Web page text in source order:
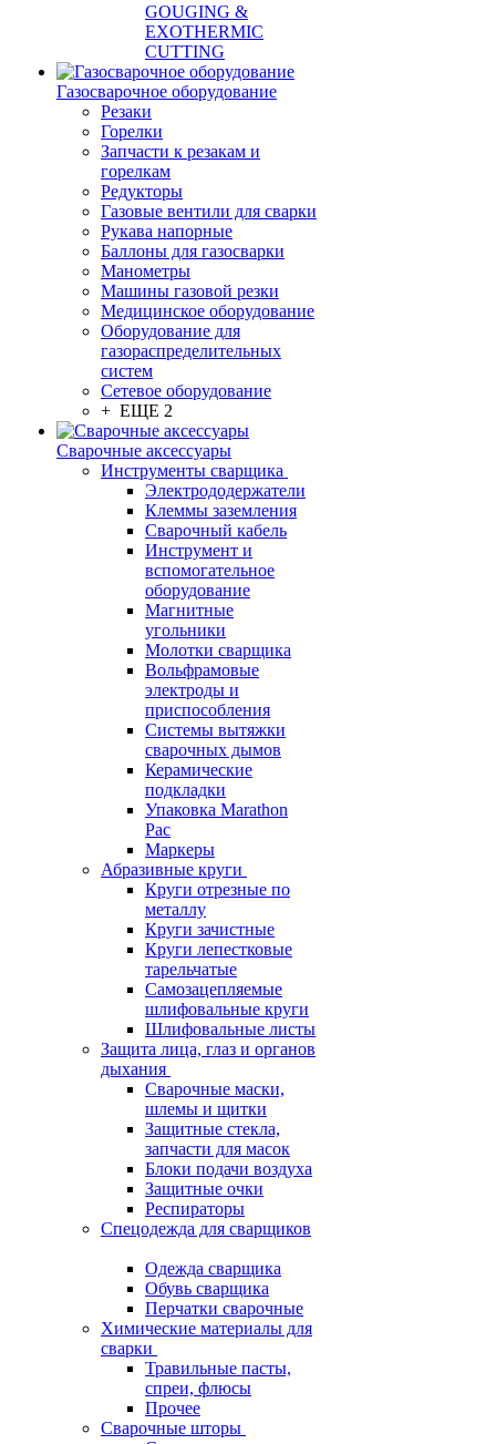
GOUGING &
EXOTHERMIC
CUTTING
Газосварочное оборудование
Резаки
Горелки
Запчасти к резакам и
горелкам
Редукторы
Газовые вентили для сварки
Рукава напорные
Баллоны для газосварки
Манометры
Машины газовой резки
Медицинское оборудование
Оборудование для
газораспределительных
систем
Сетевое оборудование
+ ЕЩЕ 2
Сварочные аксессуары
Инструменты сварщика
Электрододержатели
Клеммы заземления
Сварочный кабель
Инструмент и
вспомогательное
оборудование
Магнитные
угольники
Молотки сварщика
Вольфрамовые
электроды и
приспособления
Системы вытяжки
сварочных дымов
Керамические
подкладки
Упаковка Marathon
Pac
Маркеры
Абразивные круги
Круги отрезные по
металлу
Круги зачистные
Круги лепестковые
тарельчатые
Самозацепляемые
шлифовальные круги
Шлифовальные листы
Защита лица, глаз и органов
дыхания
Сварочные маски,
шлемы и щитки
Защитные стекла,
запчасти для масок
Блоки подачи воздуха
Защитные очки
Респираторы
Спецодежда для сварщиков
Одежда сварщика
Обувь сварщика
Перчатки сварочные
Химические материалы для
сварки
Травильные пасты,
спреи, флюсы
Прочее
Сварочные шторы